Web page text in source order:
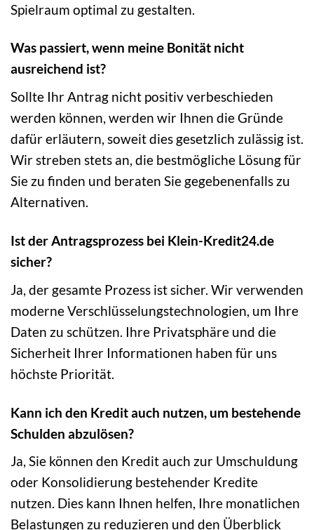
Spielraum optimal zu gestalten.
Was passiert, wenn meine Bonität nicht
ausreichend ist?
Sollte Ihr Antrag nicht positiv verbeschieden
werden können, werden wir Ihnen die Gründe
dafür erläutern, soweit dies gesetzlich zulässig ist.
Wir streben stets an, die bestmögliche Lösung für
Sie zu finden und beraten Sie gegebenenfalls zu
Alternativen.
Ist der Antragsprozess bei Klein-Kredit24.de
sicher?
Ja, der gesamte Prozess ist sicher. Wir verwenden
moderne Verschlüsselungstechnologien, um Ihre
Daten zu schützen. Ihre Privatsphäre und die
Sicherheit Ihrer Informationen haben für uns
höchste Priorität.
Kann ich den Kredit auch nutzen, um bestehende
Schulden abzulösen?
Ja, Sie können den Kredit auch zur Umschuldung
oder Konsolidierung bestehender Kredite
nutzen. Dies kann Ihnen helfen, Ihre monatlichen
Belastungen zu reduzieren und den Überblick